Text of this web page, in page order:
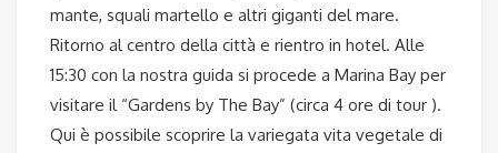
mante, squali martello e altri giganti del mare.
Ritorno al centro della città e rientro in hotel. Alle
15:30 con la nostra guida si procede a Marina Bay per
visitare il “Gardens by The Bay” (circa 4 ore di tour ).
Qui è possibile scoprire la variegata vita vegetale di